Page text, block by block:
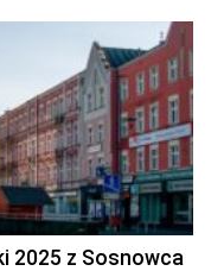
2025 z Sosnowca